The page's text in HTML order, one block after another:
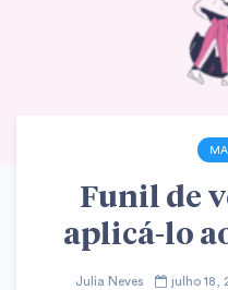
Funil de
aplicá-lo
Julia Neves julho 18,